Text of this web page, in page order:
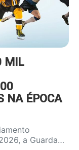
MIL
NA ÉPOCA
a Guarda…